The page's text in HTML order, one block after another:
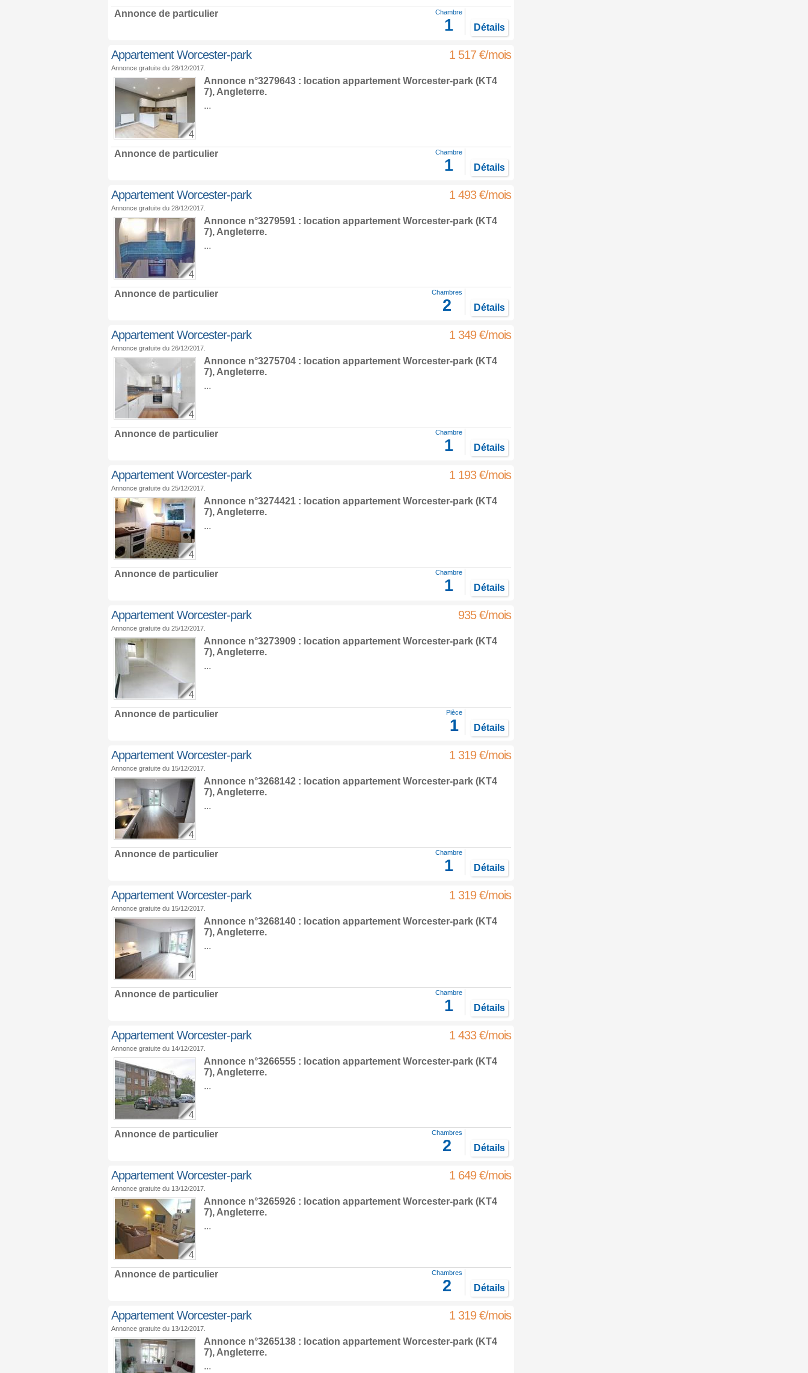
Annonce de particulier Chambre
1 Détails
Appartement Worcester-park 1 517 €/mois
Annonce gratuite du 28/12/2017.
4
Annonce n°3279643 : location appartement Worcester-park(KT4
7), Angleterre.
...
Annonce de particulier Chambre
1 Détails
Appartement Worcester-park 1 493 €/mois
Annonce gratuite du 28/12/2017.
4
Annonce n°3279591 : location appartement Worcester-park(KT4
7), Angleterre.
...
Annonce de particulier Chambres
2 Détails
Appartement Worcester-park 1 349 €/mois
Annonce gratuite du 26/12/2017.
4
Annonce n°3275704 : location appartement Worcester-park(KT4
7), Angleterre.
...
Annonce de particulier Chambre
1 Détails
Appartement Worcester-park 1 193 €/mois
Annonce gratuite du 25/12/2017.
4
Annonce n°3274421 : location appartement Worcester-park(KT4
7), Angleterre.
...
Annonce de particulier Chambre
1 Détails
Appartement Worcester-park 935 €/mois
Annonce gratuite du 25/12/2017.
4
Annonce n°3273909 : location appartement Worcester-park(KT4
7), Angleterre.
...
Annonce de particulier Pièce
1 Détails
Appartement Worcester-park 1 319 €/mois
Annonce gratuite du 15/12/2017.
4
Annonce n°3268142 : location appartement Worcester-park(KT4
7), Angleterre.
...
Annonce de particulier Chambre
1 Détails
Appartement Worcester-park 1 319 €/mois
Annonce gratuite du 15/12/2017.
4
Annonce n°3268140 : location appartement Worcester-park(KT4
7), Angleterre.
...
Annonce de particulier Chambre
1 Détails
Appartement Worcester-park 1 433 €/mois
Annonce gratuite du 14/12/2017.
4
Annonce n°3266555 : location appartement Worcester-park(KT4
7), Angleterre.
...
Annonce de particulier Chambres
2 Détails
Appartement Worcester-park 1 649 €/mois
Annonce gratuite du 13/12/2017.
4
Annonce n°3265926 : location appartement Worcester-park(KT4
7), Angleterre.
...
Annonce de particulier Chambres
2 Détails
Appartement Worcester-park 1 319 €/mois
Annonce gratuite du 13/12/2017.
Annonce n°3265138 : location appartement Worcester-park(KT4
7), Angleterre.
...